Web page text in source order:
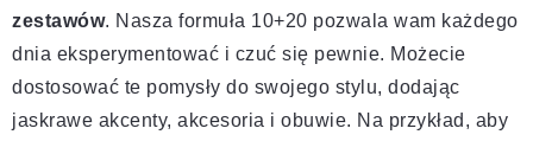
zestawów. Nasza formuła 10+20 pozwala wam każdego
dnia eksperymentować i czuć się pewnie. Możecie
dostosować te pomysły do swojego stylu, dodając
jaskrawe akcenty, akcesoria i obuwie. Na przykład, aby